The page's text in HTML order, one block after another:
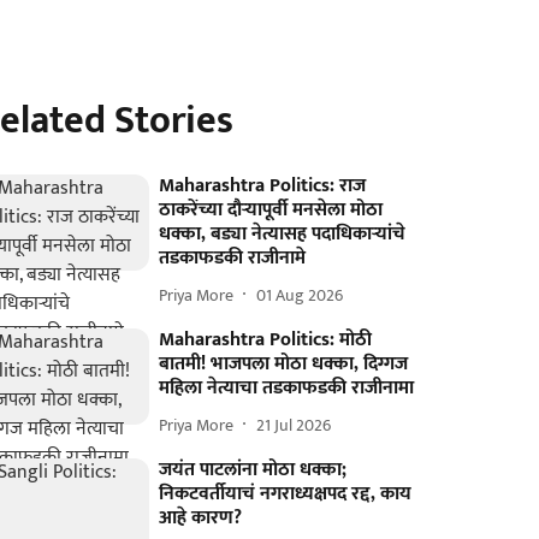
Stories
Maharashtra Politics: राज
ठाकरेंच्या दौऱ्यापूर्वी मनसेला मोठा
धक्का, बड्या नेत्यासह पदाधिकाऱ्यांचे
तडकाफडकी राजीनामे
Priya More 01 Aug 2026
Maharashtra Politics: मोठी
बातमी! भाजपला मोठा धक्का, दिग्गज
महिला नेत्याचा तडकाफडकी राजीनामा
Priya More 21 Jul 2026
जयंत पाटलांना मोठा धक्का;
निकटवर्तीयाचं नगराध्यक्षपद रद्द, काय
आहे कारण?